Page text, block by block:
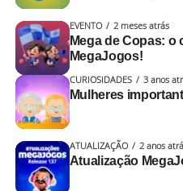
EVENTO 2 meses atrás
Mega de Copas: o
MegaJogos!
CURIOSIDADES 3 anos
Mulheres
ATUALIZAÇÃO 2 anos
Atualização